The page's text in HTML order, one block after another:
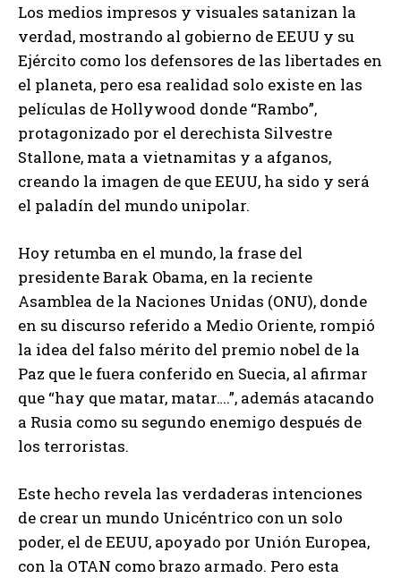
Los medios impresos y visuales satanizan la
verdad, mostrando al gobierno de EEUU y su
Ejército como los defensores de las libertades en
el planeta, pero esa realidad solo existe en las
películas de Hollywood donde “Rambo”,
protagonizado por el derechista Silvestre
Stallone, mata a vietnamitas y a afganos,
creando la imagen de que EEUU, ha sido y será
el paladín del mundo unipolar.
Hoy retumba en el mundo, la frase del
presidente Barak Obama, en la reciente
Asamblea de la Naciones Unidas (ONU), donde
en su discurso referido a Medio Oriente, rompió
la idea del falso mérito del premio nobel de la
Paz que le fuera conferido en Suecia, al afirmar
que “hay que matar, matar….”, además atacando
a Rusia como su segundo enemigo después de
los terroristas.
Este hecho revela las verdaderas intenciones
de crear un mundo Unicéntrico con un solo
poder, el de EEUU, apoyado por Unión Europea,
con la OTAN como brazo armado. Pero esta